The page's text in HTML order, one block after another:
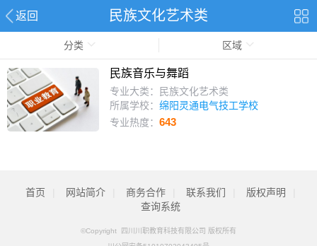
返回 民族文化艺术类
分类 区域
民族音乐与舞蹈
专业大类：民族文化艺术类
所属学校： 绵阳灵通电气技工学校
专业热度： 643
首页 网站简介 商务合作 联系我们 版权声明
查询系统
©Copyright 四川川职教育科技有限公司 版权所有